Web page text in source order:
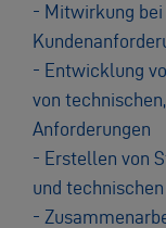
- Mitwirkung
- Entwicklung
von
Anforderungen
- Erstellen von
und
-